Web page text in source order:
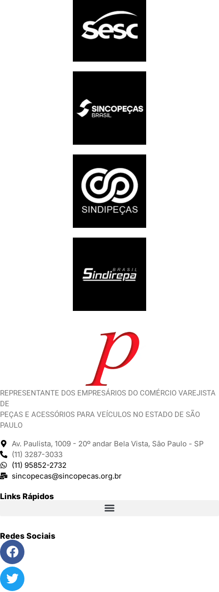
REPRESENTANTE DOS EMPRESÁRIOS DO COMÉRCIO VAREJISTA
DE
PEÇAS E ACESSÓRIOS PARA VEÍCULOS NO ESTADO DE SÃO
PAULO
Av. Paulista, 1009 - 20º andar Bela Vista, São Paulo - SP
(11) 3287-3033
(11) 95852-2732
sincopecas@sincopecas.org.br
Links Rápidos
Redes Sociais